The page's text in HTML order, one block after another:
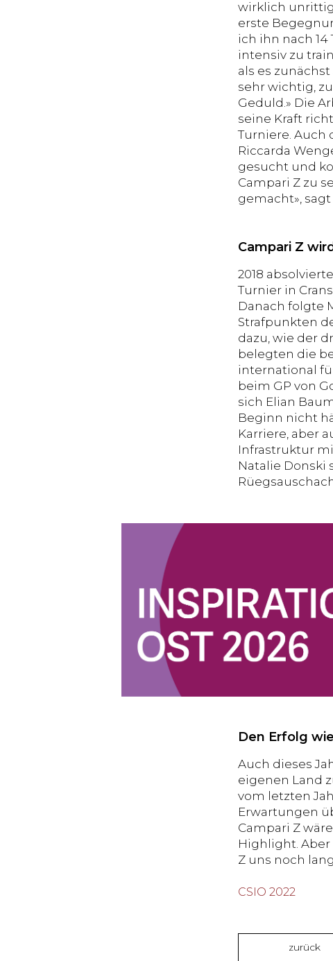
wirklich
erste
ich ihn nach
intensiv zu
als es
sehr wichtig,
Geduld.» Die
seine Kraft
Turniere. Auch
Riccarda
gesucht und
Campari Z zu
gemacht»,
Campari Z
2018
Turnier in
Danach folgte
Strafpunkten
dazu, wie der
belegten die
international
beim GP von
sich Elian
Beginn nicht
Karriere, aber
Infrastruktur
Natalie Donski
Den Erfolg
Auch dieses
eigenen Land
vom letzten
Erwartungen
Campari Z
Highlight.
Z uns noch
CSIO 2022
zurück